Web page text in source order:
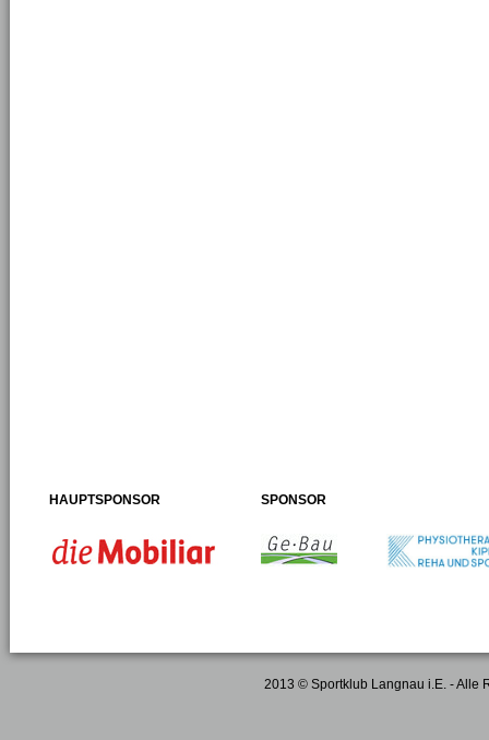
HAUPTSPONSOR SPONSOR
2013 © Sportklub Langnau i.E. - Alle